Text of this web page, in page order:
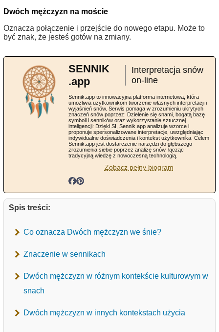
Dwóch mężczyzn na moście
Oznacza połączenie i przejście do nowego etapu. Może to
być znak, że jesteś gotów na zmiany.
SENNIK
.app
Interpretacja snów
on-line
Sennik.app to innowacyjna platforma internetowa, która
umożliwia użytkownikom tworzenie własnych interpretacji i
wyjaśnień snów. Serwis pomaga w zrozumieniu ukrytych
znaczeń snów poprzez: Dzielenie się snami, bogatą bazę
symboli i senników oraz wykorzystanie sztucznej
inteligencji: Dzięki SI, Sennik.app analizuje wzorce i
proponuje spersonalizowane interpretacje, uwzględniając
indywidualne doświadczenia i kontekst użytkownika. Celem
Sennik.app jest dostarczenie narzędzi do głębszego
zrozumienia siebie poprzez analizę snów, łącząc
tradycyjną wiedzę z nowoczesną technologią.
Zobacz pełny biogram
Spis treści:
Co oznacza Dwóch mężczyzn we śnie?
Znaczenie w sennikach
Dwóch mężczyzn w różnym kontekście kulturowym w
snach
Dwóch mężczyzn w innych kontekstach użycia